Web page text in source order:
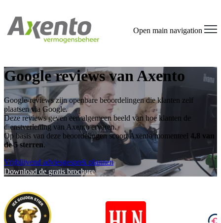
Open main navigation
Google reviews van Axento
Google-reviews zijn openbare beoordelingen die klanten zelf
plaatsen via Google.
Deze reviews geven een algemeen beeld van hoe klanten de
dienstverlening van Axento ervaren.
Op basis van deze beoordelingen scoort Axento momenteel 4,8 van
de 5 sterren.
Vrijblijvend adviesgesprek plannen
Download de gratis brochure